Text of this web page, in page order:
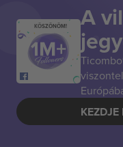
KÖSZÖNÖM! A
KEZDJE